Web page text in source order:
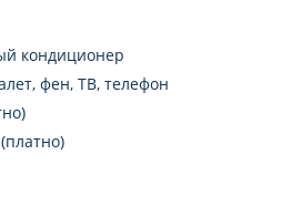
массаж
на пляже
кондиционер
фен, ТВ, телефон